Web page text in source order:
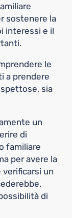
sostenere la
interessi e il
le
a prendere
sia
un
di
familiare
per avere la
verificarsi un
di